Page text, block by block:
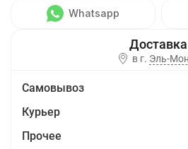
Whatsapp
в г. Эль-
Самовывоз
Курьер
Прочее